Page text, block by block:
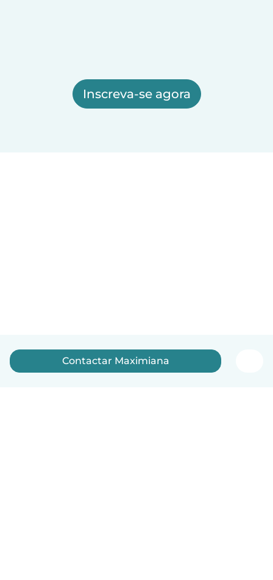
Inscreva-se agora
Contactar Maximiana